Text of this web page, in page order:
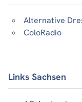
Alternative
ColoRadio
Links Sachsen